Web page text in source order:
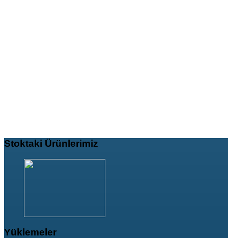
Stoktaki Ürünlerimiz
Yüklemeler